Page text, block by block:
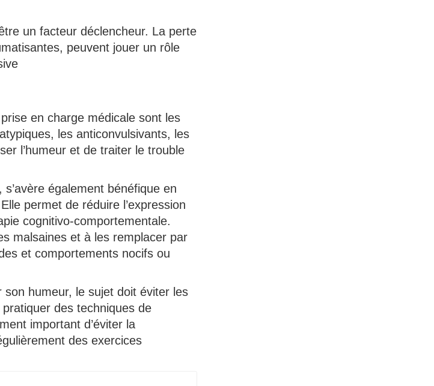
un facteur déclencheur. La perte
peuvent jouer un rôle
en charge médicale sont les
les anticonvulsivants, les
l’humeur et de traiter le trouble
également bénéfique en
permet de réduire l’expression
cognitivo-comportementale.
malsaines et à les remplacer par
et comportements nocifs ou
humeur, le sujet doit éviter les
des techniques de
important d’éviter la
des exercices